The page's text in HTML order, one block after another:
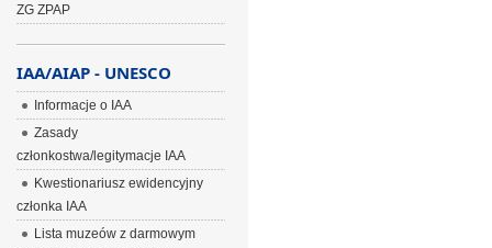
ZG ZPAP
IAA/AIAP - UNESCO
Informacje o IAA
Zasady
członkostwa/legitymacje IAA
Kwestionariusz ewidencyjny
członka IAA
Lista muzeów z darmowym